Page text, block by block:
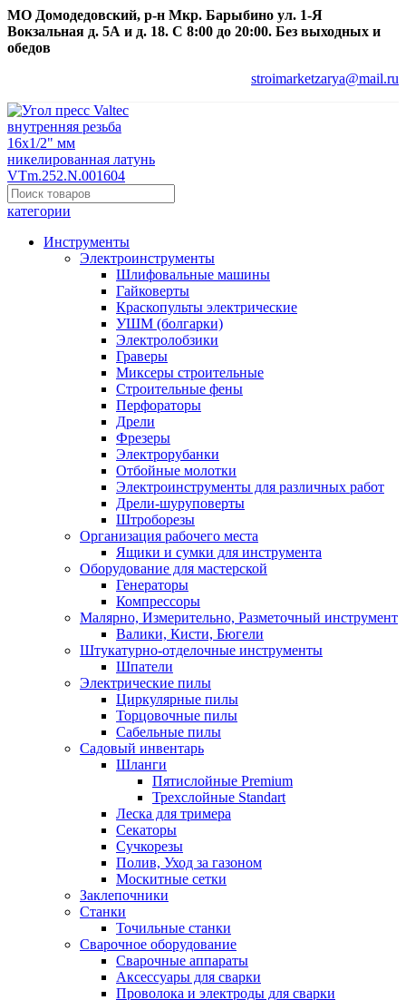
МО Домодедовский, р-н Мкр. Барыбино ул. 1-Я
Вокзальная д. 5А и д. 18. С 8:00 до 20:00. Без выходных и
обедов
stroimarketzarya@mail.ru
категории
Инструменты
Электроинструменты
Шлифовальные машины
Гайковерты
Краскопульты электрические
УШМ (болгарки)
Электролобзики
Граверы
Миксеры строительные
Строительные фены
Перфораторы
Дрели
Фрезеры
Электрорубанки
Отбойные молотки
Электроинструменты для различных работ
Дрели-шуруповерты
Штроборезы
Организация рабочего места
Ящики и сумки для инструмента
Оборудование для мастерской
Генераторы
Компрессоры
Малярно, Измерительно, Разметочный инструмент
Валики, Кисти, Бюгели
Штукатурно-отделочные инструменты
Шпатели
Электрические пилы
Циркулярные пилы
Торцовочные пилы
Сабельные пилы
Садовый инвентарь
Шланги
Пятислойные Premium
Трехслойные Standart
Леска для тримера
Секаторы
Сучкорезы
Полив, Уход за газоном
Москитные сетки
Заклепочники
Станки
Точильные станки
Сварочное оборудование
Сварочные аппараты
Аксессуары для сварки
Проволока и электроды для сварки